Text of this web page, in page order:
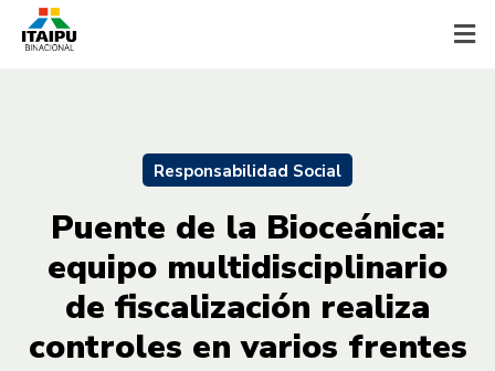
Responsabilidad Social
Puente de la Bioceánica:
equipo multidisciplinario
de fiscalización realiza
controles en varios frentes